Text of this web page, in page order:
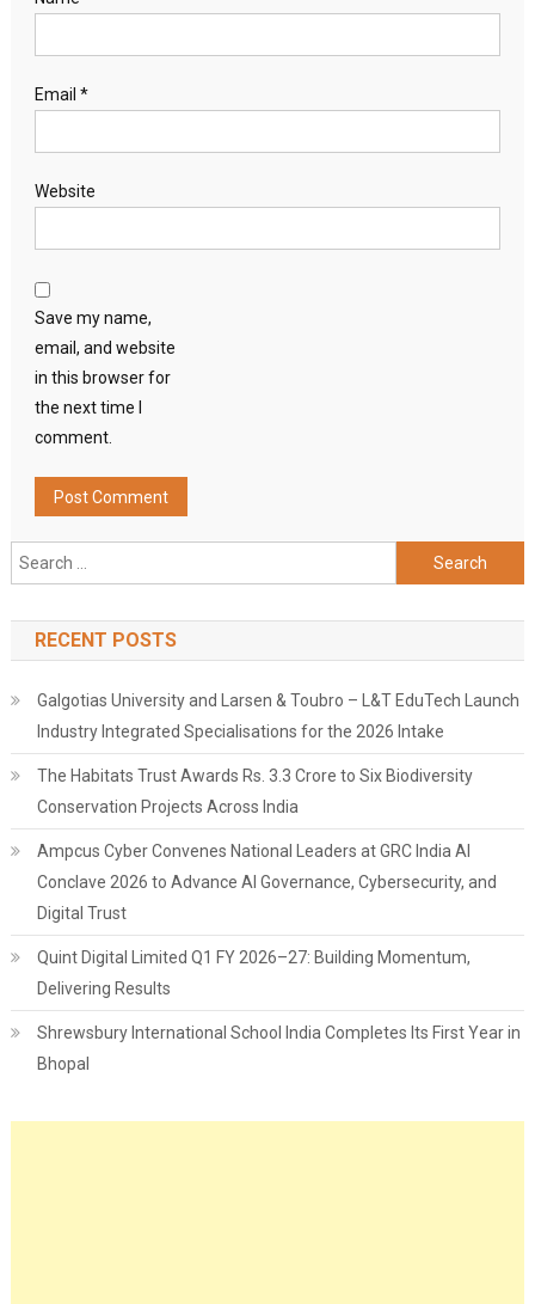
Email *
Website
Save my name,
email, and website
in this browser for
the next time I
comment.
Search
for:
RECENT POSTS
Galgotias University and Larsen & Toubro – L&T EduTech Launch
Industry Integrated Specialisations for the 2026 Intake
The Habitats Trust Awards Rs. 3.3 Crore to Six Biodiversity
Conservation Projects Across India
Ampcus Cyber Convenes National Leaders at GRC India AI
Conclave 2026 to Advance AI Governance, Cybersecurity, and
Digital Trust
Quint Digital Limited Q1 FY 2026–27: Building Momentum,
Delivering Results
Shrewsbury International School India Completes Its First Year in
Bhopal